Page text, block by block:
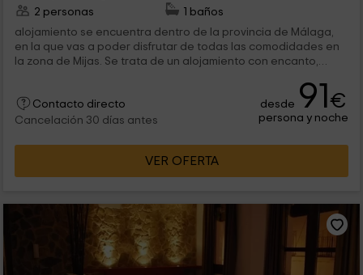
2 personas
1 baños
alojamiento se encuentra dentro de la provincia de Málaga,
en la que vas a poder disfrutar de todas las comodidades en
la zona de Mijas. Se trata de un alojamiento con encanto,
Contacto directo
Cancelación 30 días antes
desde 91€
persona y noche
VER OFERTA